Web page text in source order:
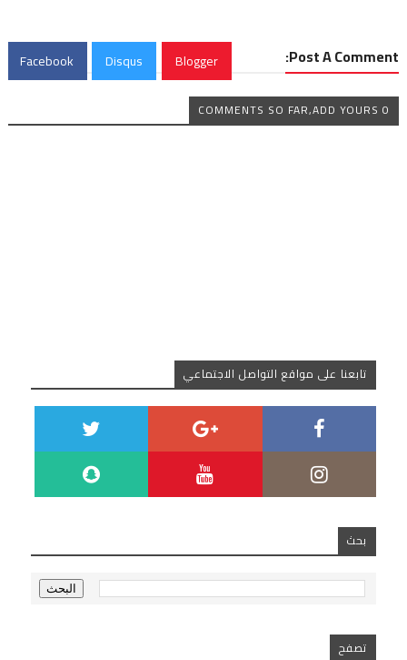
Post A Comment:
Blogger
Disqus
Facebook
0 COMMENTS SO FAR,ADD YOURS
تابعنا على مواقع التواصل الاجتماعي
بحث
تصفح